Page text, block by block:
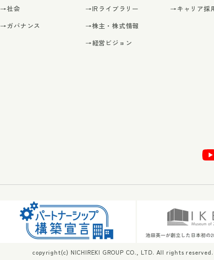
→社会
→ガバナンス
→IRライブラリー
→株主・株式情報
→経営ビジョン
→キャリア採
copyright(c) NICHIREKI GROUP CO., LTD. All rights reserved.